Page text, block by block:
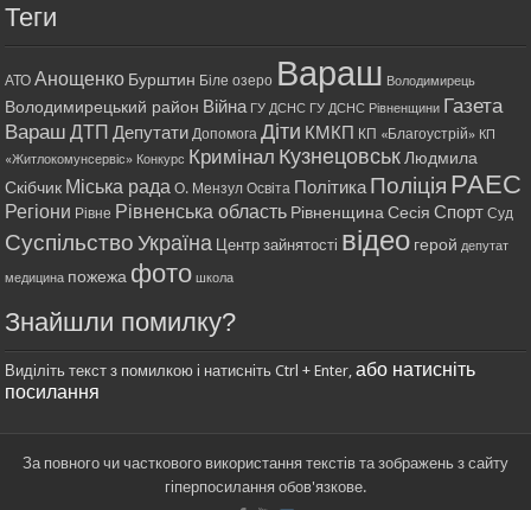
Теги
АТО Анощенко Бурштин Біле озеро Вараш Володимирець
Володимирецький район Війна ГУ ДСНС ГУ ДСНС Рівненщини Газета
Вараш ДТП Депутати Допомога Діти КМКП КП «Благоустрій» КП
«Житлокомунсервіс» Конкурс Кримінал Кузнецовськ Людмила
Скібчик Міська рада О. Мензул Освіта ПолітикаПоліція РАЕС
Регіони Рівне Рівненська область Рівненщина Сесія Спорт Суд
Суспільство Україна Центр зайнятості відео герой депутат
медицина пожежа фото школа
Знайшли помилку?
Виділіть текст з помилкою і натисніть Ctrl + Enter,або натисніть
посилання
За повного чи часткового використання текстів та зображень з сайту
гіперпосилання обов'язкове.